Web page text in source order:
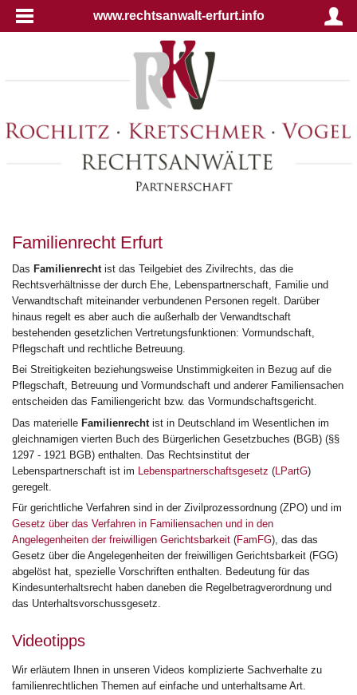
www.rechtsanwalt-erfurt.info
Familienrecht Erfurt
Das Familienrecht ist das Teilgebiet des Zivilrechts, das die
Rechtsverhältnisse der durch Ehe, Lebenspartnerschaft, Familie und
Verwandtschaft miteinander verbundenen Personen regelt. Darüber
hinaus regelt es aber auch die außerhalb der Verwandtschaft
bestehenden gesetzlichen Vertretungsfunktionen: Vormundschaft,
Pflegschaft und rechtliche Betreuung.
Bei Streitigkeiten beziehungsweise Unstimmigkeiten in Bezug auf die
Pflegschaft, Betreuung und Vormundschaft und anderer Familiensachen
entscheiden das Familiengericht bzw. das Vormundschaftsgericht.
Das materielle Familienrecht ist in Deutschland im Wesentlichen im
gleichnamigen vierten Buch des Bürgerlichen Gesetzbuches (BGB) (§§
1297 - 1921 BGB) enthalten. Das Rechtsinstitut der
Lebenspartnerschaft ist im
Lebenspartnerschaftsgesetz ( LPartG)
geregelt.
Für gerichtliche Verfahren sind in der Zivilprozessordnung (ZPO) und im
Gesetz über das Verfahren in Familiensachen und in den
Angelegenheiten der freiwilligen Gerichtsbarkeit (FamFG), das das
Gesetz über die Angelegenheiten der freiwilligen Gerichtsbarkeit (FGG)
abgelöst hat, spezielle Vorschriften enthalten. Bedeutung für das
Kindesunterhaltsrecht haben daneben die Regelbetragverordnung und
das Unterhaltsvorschussgesetz.
Videotipps
Wir erläutern Ihnen in unseren Videos komplizierte Sachverhalte zu
familienrechtlichen Themen auf einfache und unterhaltsame Art.